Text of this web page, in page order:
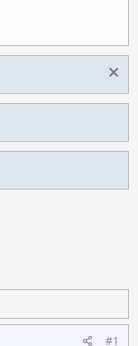
#1